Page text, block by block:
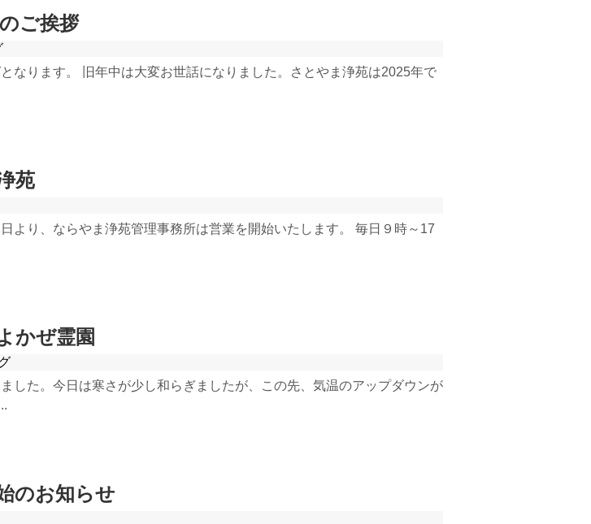
ご挨拶
なります。 旧年中は大変お世話になりました。さとやま浄苑は2025年で
苑
より、ならやま浄苑管理事務所は営業を開始いたします。 毎日９時～17
かぜ霊園
した。今日は寒さが少し和らぎましたが、この先、気温のアップダウンが
のお知らせ